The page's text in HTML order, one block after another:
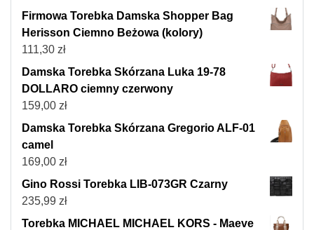
Firmowa Torebka Damska Shopper Bag
Herisson Ciemno Beżowa (kolory)
111,30 zł
Damska Torebka Skórzana Luka 19-78
DOLLARO ciemny czerwony
159,00 zł
Damska Torebka Skórzana Gregorio ALF-01
camel
169,00 zł
Gino Rossi Torebka LIB-073GR Czarny
235,99 zł
Torebka MICHAEL MICHAEL KORS - Maeve